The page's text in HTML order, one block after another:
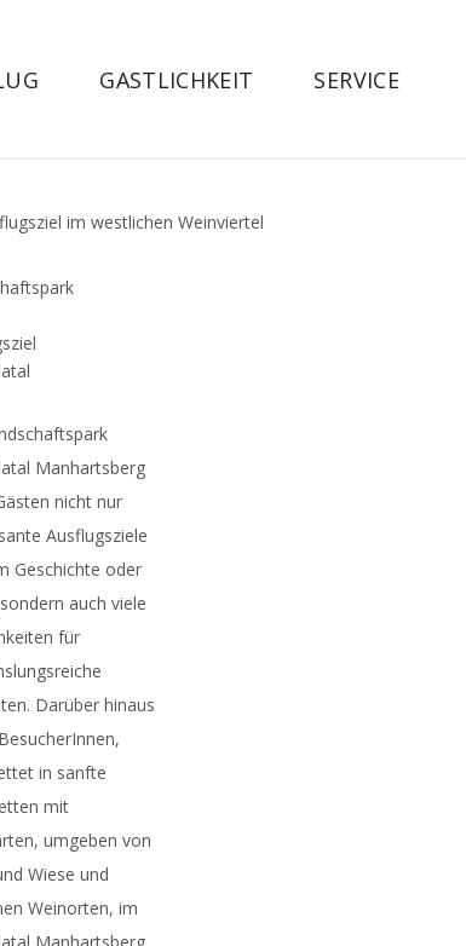
GASTLICHKEIT SERVICE
im westlichen Weinviertel
Manhartsberg
nicht nur
Ausflugsziele
Geschichte oder
auch viele
für
Darüber hinaus
in sanfte
mit
umgeben von
Wiese und
Weinorten, im